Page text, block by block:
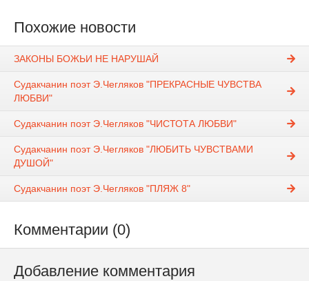
Похожие новости
ЗАКОНЫ БОЖЬИ НЕ НАРУШАЙ
Судакчанин поэт Э.Чегляков "ПРЕКРАСНЫЕ ЧУВСТВА
ЛЮБВИ"
Судакчанин поэт Э.Чегляков "ЧИСТОТА ЛЮБВИ"
Судакчанин поэт Э.Чегляков "ЛЮБИТЬ ЧУВСТВАМИ
ДУШОЙ"
Судакчанин поэт Э.Чегляков "ПЛЯЖ 8"
Комментарии (0)
Добавление комментария